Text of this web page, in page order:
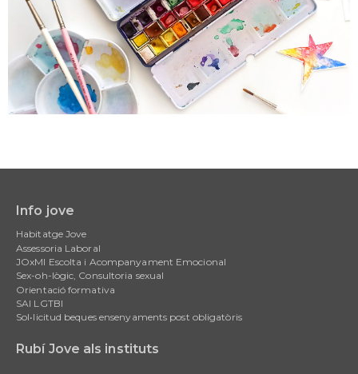
navigation
Info jove
Habitatge Jove
Assessoria Laboral
JOxMI Escolta i Acompanyament Emocional
Sex-oh-lògic, Consultoria sexual
Orientació formativa
SAI LGTBI
Sol•licitud beques ensenyaments post obligatòris
Rubí Jove als instituts